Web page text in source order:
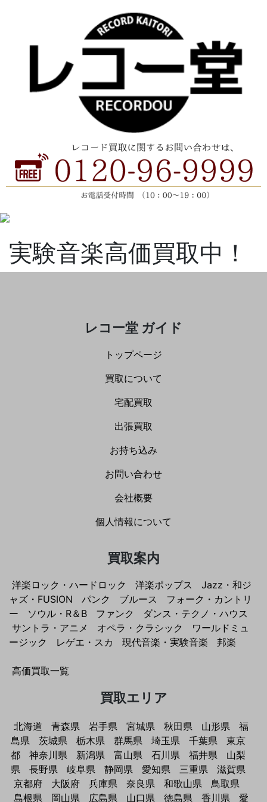
実験音楽高価買取中！
レコー堂 ガイド
トップページ
買取について
宅配買取
出張買取
お持ち込み
お問い合わせ
会社概要
個人情報について
買取案内
洋楽ロック・ハードロック 洋楽ポップス
Jazz・和ジ
ャズ・FUSION
パンク ブルース
フォーク・カントリ
ー
ソウル・R＆B ファンク
ダンス・テクノ・ハウス
サントラ・アニメ
オペラ・クラシック
ワールドミュ
ージック
レゲエ・スカ 現代音楽・実験音楽 邦楽
高価買取一覧
買取エリア
北海道 青森県 岩手県 宮城県 秋田県 山形県
福
島県
茨城県 栃木県 群馬県 埼玉県 千葉県
東京
都
神奈川県 新潟県 富山県 石川県 福井県
山梨
県
長野県 岐阜県 静岡県 愛知県 三重県
滋賀県
京都府
大阪府 兵庫県 奈良県 和歌山県
鳥取県
島根県
岡山県 広島県 山口県 徳島県 香川県 愛